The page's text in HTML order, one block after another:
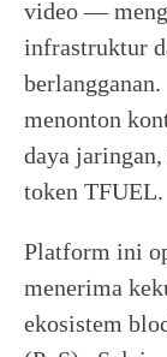
video —
infrastruktur
menonton
daya
token TFUEL.
Platform ini
menerima
ekosistem